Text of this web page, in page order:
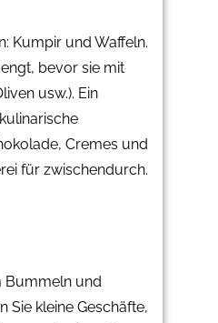
Kumpir und Waffeln.
bevor sie mit
usw.). Ein
Cremes und
für zwischendurch.
Bummeln und
Sie kleine Geschäfte,